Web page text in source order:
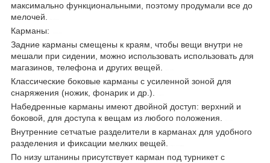
максимально функциональными, поэтому продумали все до
мелочей.
Карманы:
Задние карманы смещены к краям, чтобы вещи внутри не
мешали при сидении, можно использовать использовать для
магазинов, телефона и других вещей.
Классические боковые карманы с усиленной зоной для
снаряжения (ножик, фонарик и др.).
Набедренные карманы имеют двойной доступ: верхний и
боковой, для доступа к вещам из любого положения.
Внутренние сетчатые разделители в карманах для удобного
разделения и фиксации мелких вещей.
По низу штанины присутствует карман под турникет с